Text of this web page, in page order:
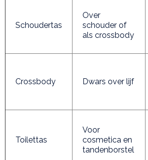
Schoudertas
Over
schouder of
als crossbody
Crossbody Dwars over lijf
Toilettas
Voor
cosmetica en
tandenborstel